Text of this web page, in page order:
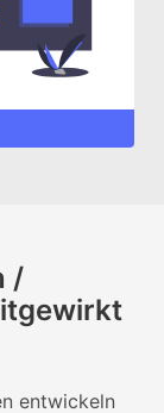
digitalen
Technik.
/
entwickeln